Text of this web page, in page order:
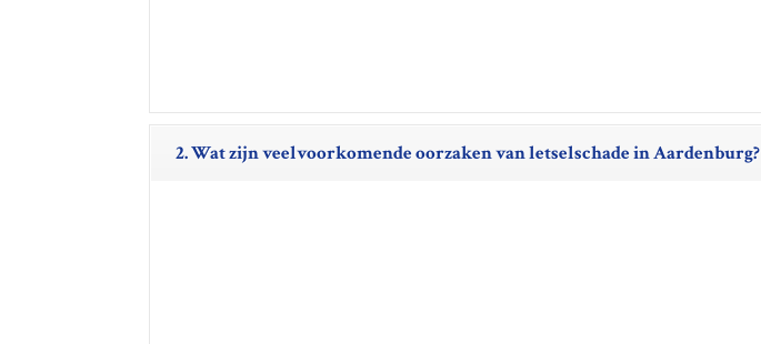
2. Wat zijn veelvoorkomende oorzaken van letselschade in Aardenburg?